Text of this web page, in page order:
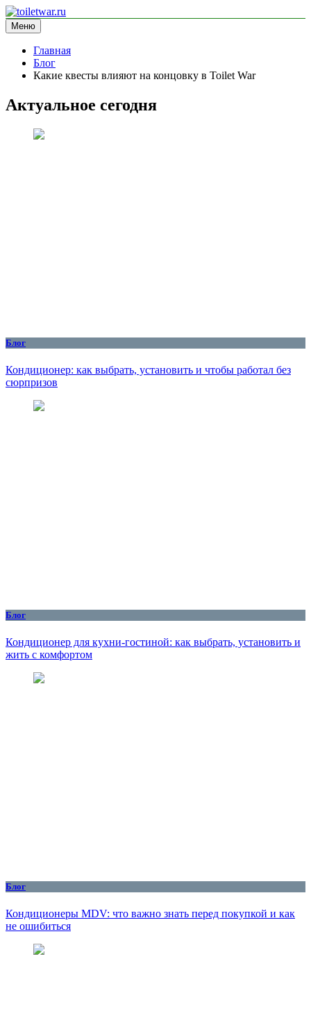
Перейти
к
содержимому
toiletwar.ru
информационный сайт
Меню
Главная
Блог
Какие квесты влияют на концовку в Toilet War
Актуальное сегодня
Блог
Кондиционер: как выбрать, установить и чтобы работал без
сюрпризов
Блог
Кондиционер для кухни‑гостиной: как выбрать, установить и
жить с комфортом
Блог
Кондиционеры MDV: что важно знать перед покупкой и как
не ошибиться